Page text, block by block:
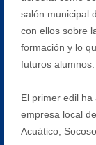
salón municipal
con ellos sobre
formación y lo
futuros alumnos.
El primer edil
empresa local
Acuático,